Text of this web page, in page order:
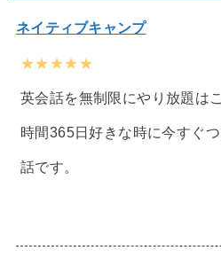
ネイティブキャンプ
★★★★★
英会話を無制限にやり放題は
時間365日好きな時に今すぐ
話です。